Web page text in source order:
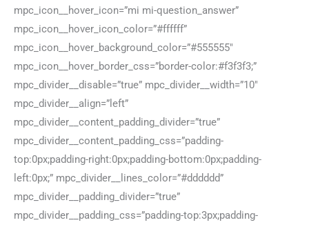
mpc_icon__hover_icon=”mi mi-question_answer”
mpc_icon__hover_icon_color=”#ffffff”
mpc_icon__hover_background_color=”#555555″
mpc_icon__hover_border_css=”border-color:#f3f3f3;”
mpc_divider__disable=”true” mpc_divider__width=”10″
mpc_divider__align=”left”
mpc_divider__content_padding_divider=”true”
mpc_divider__content_padding_css=”padding-
top:0px;padding-right:0px;padding-bottom:0px;padding-
left:0px;” mpc_divider__lines_color=”#dddddd”
mpc_divider__padding_divider=”true”
mpc_divider__padding_css=”padding-top:3px;padding-